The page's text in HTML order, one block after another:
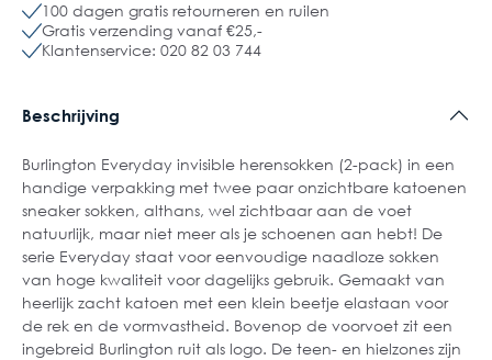
100 dagen gratis retourneren en ruilen
Gratis verzending vanaf €25,-
Klantenservice: 020 82 03 744
Beschrijving
Burlington Everyday invisible herensokken (2-pack) in een
handige verpakking met twee paar onzichtbare katoenen
sneaker sokken, althans, wel zichtbaar aan de voet
natuurlijk, maar niet meer als je schoenen aan hebt! De
serie Everyday staat voor eenvoudige naadloze sokken
van hoge kwaliteit voor dagelijks gebruik. Gemaakt van
heerlijk zacht katoen met een klein beetje elastaan voor
de rek en de vormvastheid. Bovenop de voorvoet zit een
ingebreid Burlington ruit als logo. De teen- en hielzones zijn